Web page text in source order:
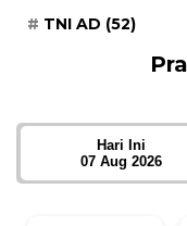
TNI AD (52)
Hari Ini
07 Aug 2026